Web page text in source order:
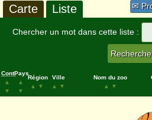
✉
Carte Liste
Chercher un mot dans cette liste :
Cont.
▲
▼
Pays
▲
▼
Région
▲
▼
Ville
▲
▼
Nom du zoo
▲
▼